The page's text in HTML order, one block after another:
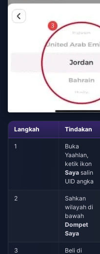
Langkah Tindakan
1
Buka
Yaahlan,
ketik ikon
Saya salin
UID angka
2
Sahkan
wilayah di
bawah
Dompet
Saya
3
Beli di